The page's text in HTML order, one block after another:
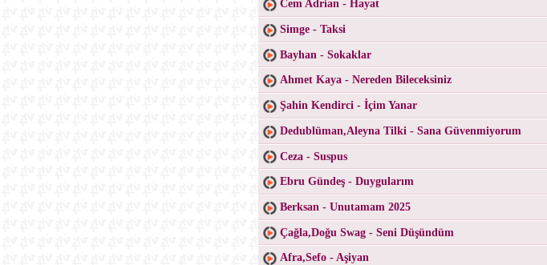
Cem Adrian - Hayat
Simge - Taksi
Bayhan - Sokaklar
Ahmet Kaya - Nereden Bileceksiniz
Şahin Kendirci - İçim Yanar
Dedublüman,Aleyna Tilki - Sana Güvenmiyorum
Ceza - Suspus
Ebru Gündeş - Duygularım
Berksan - Unutamam 2025
Çağla,Doğu Swag - Seni Düşündüm
Afra,Sefo - Aşiyan